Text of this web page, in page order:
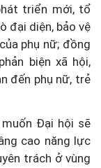
triển mới, tổ
đại diện, bảo vệ
phụ nữ; đồng
biện xã hội,
đến phụ nữ, trẻ
Đại hội sẽ
cao năng lực
trách ở vùng